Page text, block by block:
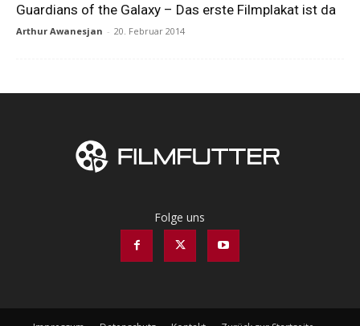
Guardians of the Galaxy – Das erste Filmplakat ist da
Arthur Awanesjan - 20. Februar 2014
Folge uns